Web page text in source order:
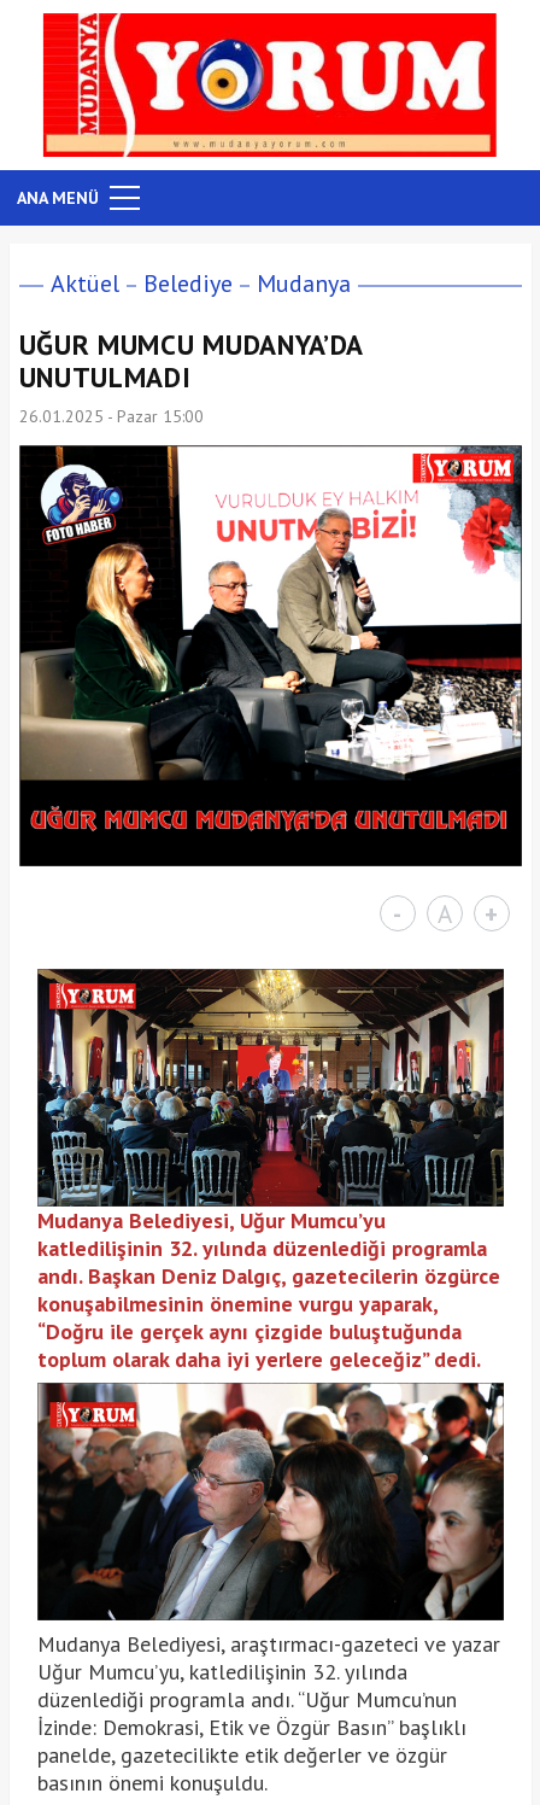
ANA MENÜ
Aktüel Belediye Mudanya
UĞUR MUMCU MUDANYA’DA
UNUTULMADI
26.01.2025 - Pazar 15:00
- A +
Mudanya Belediyesi, Uğur Mumcu’yu
katledilişinin 32. yılında düzenlediği programla
andı. Başkan Deniz Dalgıç, gazetecilerin özgürce
konuşabilmesinin önemine vurgu yaparak,
“Doğru ile gerçek aynı çizgide buluştuğunda
toplum olarak daha iyi yerlere geleceğiz” dedi.
Mudanya Belediyesi, araştırmacı-gazeteci ve yazar
Uğur Mumcu’yu, katledilişinin 32. yılında
düzenlediği programla andı. “Uğur Mumcu’nun
İzinde: Demokrasi, Etik ve Özgür Basın” başlıklı
panelde, gazetecilikte etik değerler ve özgür
basının önemi konuşuldu.